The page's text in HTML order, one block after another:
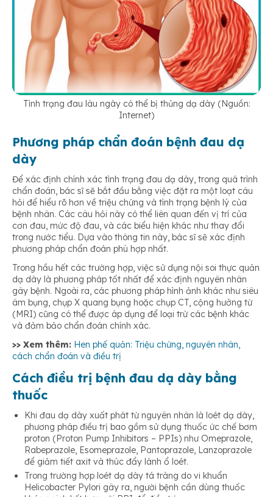
Tình trạng đau lâu ngày có thể bị thủng dạ dày (Nguồn:
Internet)
Phương pháp chẩn đoán bệnh đau dạ
dày
Để xác định chính xác tình trạng đau dạ dày, trong quá trình
chẩn đoán, bác sĩ sẽ bắt đầu bằng việc đặt ra một loạt câu
hỏi để hiểu rõ hơn về triệu chứng và tình trạng bệnh lý của
bệnh nhân. Các câu hỏi này có thể liên quan đến vị trí của
cơn đau, mức độ đau, và các biểu hiện khác như thay đổi
trong nước tiểu. Dựa vào thông tin này, bác sĩ sẽ xác định
phương pháp chẩn đoán phù hợp nhất.
Trong hầu hết các trường hợp, việc sử dụng nội soi thực quản
dạ dày là phương pháp tốt nhất để xác định nguyên nhân
gây bệnh. Ngoài ra, các phương pháp hình ảnh khác như siêu
âm bụng, chụp X quang bụng hoặc chụp CT, cộng hưởng từ
(MRI) cũng có thể được áp dụng để loại trừ các bệnh khác
và đảm bảo chẩn đoán chính xác.
>> Xem thêm: Hen phế quản: Triệu chứng, nguyên nhân,
cách chẩn đoán và điều trị
Cách điều trị bệnh đau dạ dày bằng
thuốc
Khi đau dạ dày xuất phát từ nguyên nhân là loét dạ dày,
phương pháp điều trị bao gồm sử dụng thuốc ức chế bơm
proton (Proton Pump Inhibitors – PPIs) như Omeprazole,
Rabeprazole, Esomeprazole, Pantoprazole, Lanzoprazole
để giảm tiết axit và thúc đẩy lành ổ loét.
Trong trường hợp loét dạ dày tá tràng do vi khuẩn
Helicobacter Pylori gây ra, người bệnh cần dùng thuốc